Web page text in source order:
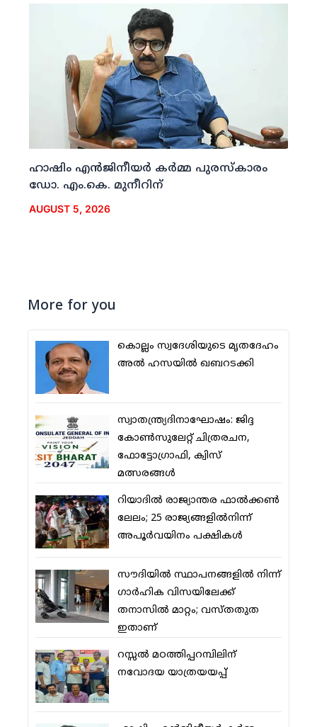
ഹാഷിം എന്‍ജിനീയര്‍ കര്‍മ്മ പുരസ്‌കാരം
ഡോ. എം.കെ. മുനീറിന്
AUGUST 5, 2026
More for you
കൊല്ലം സ്വദേശിയുടെ മൃതദേഹം
അല്‍ ഹസയില്‍ ഖബറടക്കി
സ്വാതന്ത്ര്യദിനാഘോഷം: ജിദ്ദ
കോണ്‍സുലേറ്റ് ചിത്രരചന,
ഫോട്ടോഗ്രാഫി, ക്വിസ്
മത്സരങ്ങള്‍
റിയാദില്‍ രാജ്യാന്തര ഫാല്‍ക്കണ്‍
ലേലം; 25 രാജ്യങ്ങളില്‍നിന്ന്
അപൂര്‍വയിനം പക്ഷികള്‍
സൗദിയില്‍ സ്ഥാപനങ്ങളില്‍ നിന്ന്
ഗാര്‍ഹിക വിസയിലേക്ക്
തനാസില്‍ മാറ്റം; വസ്തതുത
ഇതാണ്
റസ്സല്‍ മഠത്തിപ്പറമ്പിലിന്
നവോദയ യാത്രയയപ്പ്